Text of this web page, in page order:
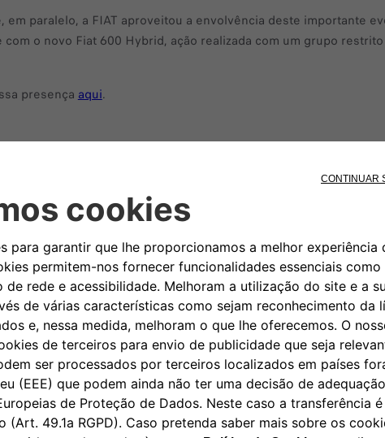
em paralelo, a FIAT aproveitou a envolvência deste importante
o novo Fiat 600 Hybrid, ação realizada com um grupo
presença aqui.